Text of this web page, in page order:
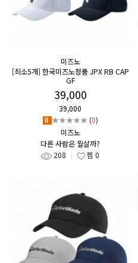
미즈노
[최소5개] 한국미즈노정품 JPX RB CAP
GF
39,000
39,000
0 ★★★★★ (0)
미즈노
다른 사람은 뭘살까?
208
찜 0